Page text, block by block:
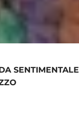
SENTIMENTALE